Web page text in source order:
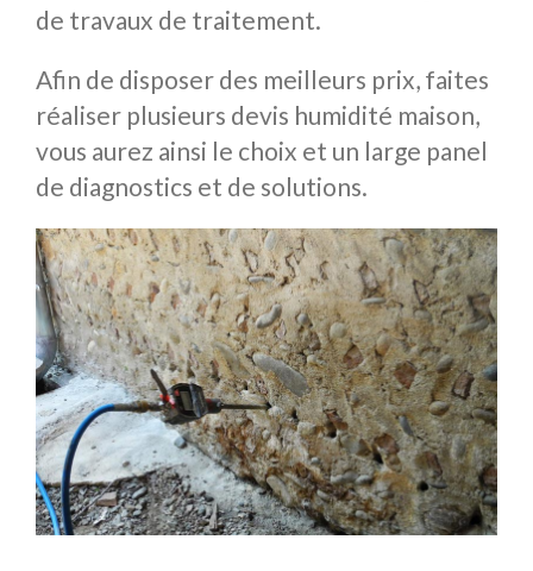
de travaux de traitement.
Afin de disposer des meilleurs prix, faites
réaliser plusieurs devis humidité maison,
vous aurez ainsi le choix et un large panel
de diagnostics et de solutions.